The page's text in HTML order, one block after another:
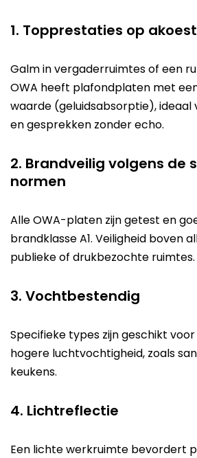
1. Topprestaties op
Galm in vergaderruimtes of een
OWA heeft plafondplaten met
waarde (geluidsabsorptie),
en gesprekken zonder echo.
2. Brandveilig volgens de
normen
Alle OWA-platen zijn getest en
brandklasse A1. Veiligheid boven
publieke of drukbezochte ruimtes.
3. Vochtbestendig
Specifieke types zijn geschikt
hogere luchtvochtigheid, zoals
keukens.
4. Lichtreflectie
Een lichte werkruimte bevordert